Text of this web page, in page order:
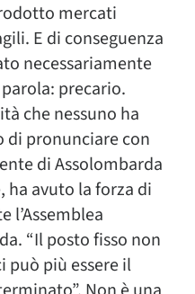
mercati
E di conseguenza
necessariamente
precario.
che nessuno ha
di pronunciare con
di Assolombarda
ha avuto la forza di
l’Assemblea
“Il posto fisso non
può più essere il